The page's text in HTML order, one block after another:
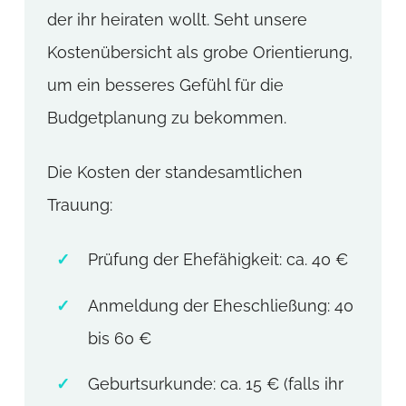
der ihr heiraten wollt. Seht unsere
Kostenübersicht als grobe Orientierung,
um ein besseres Gefühl für die
Budgetplanung zu bekommen.
Die Kosten der standesamtlichen
Trauung:
Prüfung der Ehefähigkeit: ca. 40 €
Anmeldung der Eheschließung: 40
bis 60 €
Geburtsurkunde: ca. 15 € (falls ihr